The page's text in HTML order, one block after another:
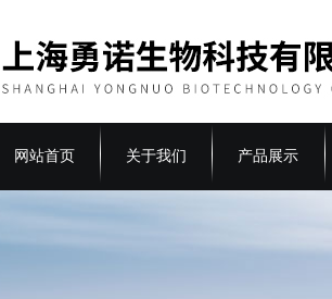
网站首页 关于我们 产品展示